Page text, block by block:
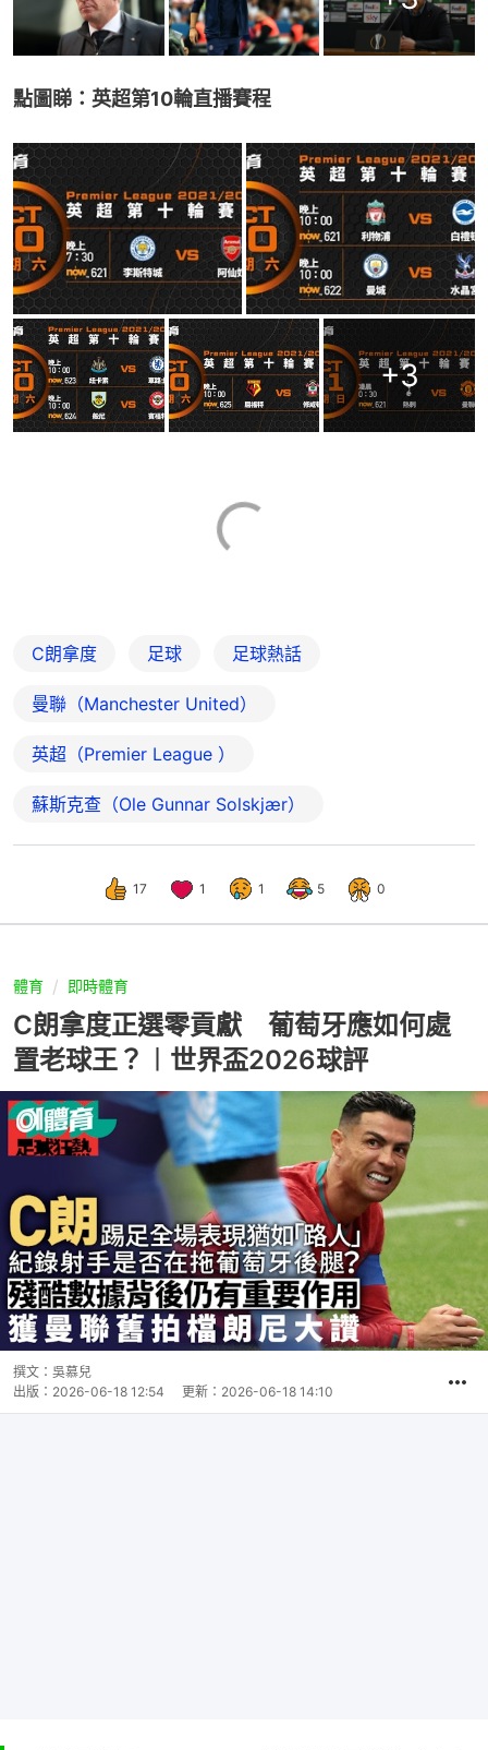
點圖睇：英超第10輪直播賽程
+3
C朗拿度 足球 足球熱話
曼聯（Manchester United）
英超（Premier League ）
蘇斯克查（Ole Gunnar Solskjær）
17 1 1 5 0
體育 即時體育
C朗拿度正選零貢獻 葡萄牙應如何處
置老球王？︱世界盃2026球評
撰文： 吳慕兒
出版： 2026-06-18 12:54 更新： 2026-06-18 14:10